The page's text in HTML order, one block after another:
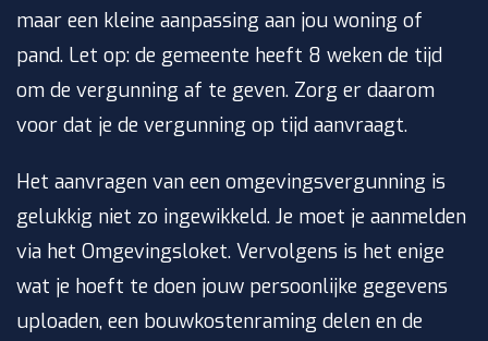
maar een kleine aanpassing aan jou woning of
pand. Let op: de gemeente heeft 8 weken de tijd
om de vergunning af te geven. Zorg er daarom
voor dat je de vergunning op tijd aanvraagt.
Het aanvragen van een omgevingsvergunning is
gelukkig niet zo ingewikkeld. Je moet je aanmelden
via het Omgevingsloket. Vervolgens is het enige
wat je hoeft te doen jouw persoonlijke gegevens
uploaden, een bouwkostenraming delen en de